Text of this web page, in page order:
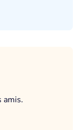
amis.